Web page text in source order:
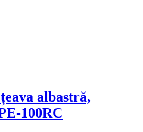
albastră,
100RC